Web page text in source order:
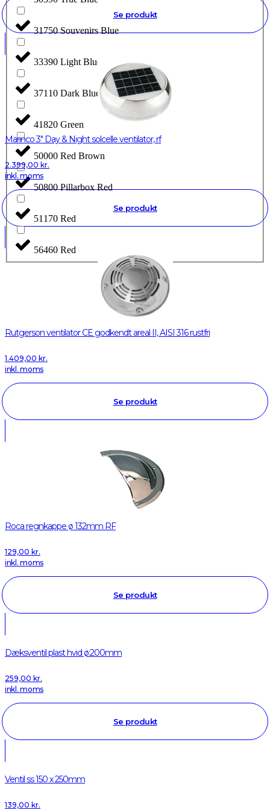
31750 Souvenirs Blue
33390 Light Blue
37110 Dark Blue
41820 Green
50000 Red Brown
50800 Pillarbox Red
51170 Red
56460 Red
Se produkt
Marinco 3" Day & Night solcelle ventilator, rf
2.399,00 kr.
inkl. moms
Se produkt
Rutgerson ventilator CE godkendt areal II, AISI 316 rustfri
1.409,00 kr.
inkl. moms
Se produkt
Roca regnkappe ø 132mm RF
129,00 kr.
inkl. moms
Se produkt
Dæksventil plast hvid ø:200mm
259,00 kr.
inkl. moms
Se produkt
Ventil ss 150 x 250mm
139,00 kr.